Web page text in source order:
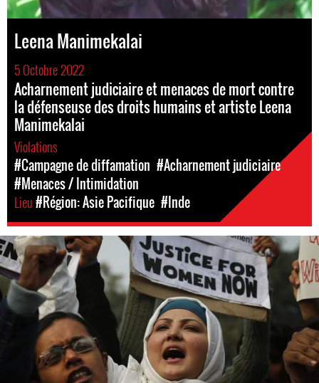
Leena Manimekalai
5 Octobre 2022
Acharnement judiciaire et menaces de mort contre
la défenseuse des droits humains et artiste Leena
Manimekalai
Violations
#Campagne de diffamation #Acharnement judiciaire
#Menaces / Intimidation
Lieu#Région: Asie Pacifique #Inde
india_page.jpg